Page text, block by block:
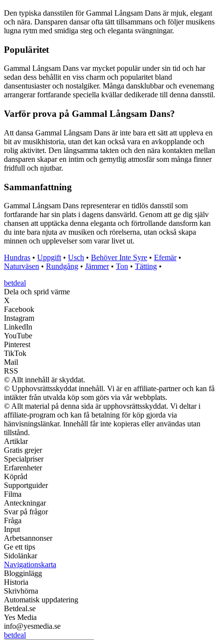
Den typiska dansstilen för Gammal Långsam Dans är mjuk, elegant
och nära. Dansparen dansar ofta tätt tillsammans och följer musikens
lugna rytm med smidiga steg och eleganta svängningar.
Populäritet
Gammal Långsam Dans var mycket populär under sin tid och har
sedan dess behållit en viss charm och popularitet bland
dansentusiaster och nostalgiker. Många dansklubbar och evenemang
arrangerar fortfarande speciella kvällar dedikerade till denna dansstil.
Varför prova på Gammal Långsam Dans?
Att dansa Gammal Långsam Dans är inte bara ett sätt att uppleva en
bit av musikhistoria, utan det kan också vara en avkopplande och
rolig aktivitet. Den långsamma takten och den nära kontakten mellan
dansparen skapar en intim och gemytlig atmosfär som många finner
fridfull och njutbar.
Sammanfattning
Gammal Långsam Dans representerar en tidlös dansstil som
fortfarande har sin plats i dagens dansvärld. Genom att ge dig själv
chansen att upptäcka denna eleganta och förtrollande dansform kan
du inte bara njuta av musiken och rörelserna, utan också skapa
minnen och upplevelser som varar livet ut.
Hundras • Uppgift • Usch • Behöver Inte Syre • Efemär•
Naturväsen • Rundgång • Jämmer• Ton • Tätting •
betdeal
Dela och sprid värme
X
Facebook
Instagram
LinkedIn
YouTube
Pinterest
TikTok
Mail
RSS
© Allt innehåll är skyddat.
© Upphovsrättsskyddat innehåll. Vi är en affiliate-partner och kan få
intäkter från utvalda köp som görs via vår webbplats.
© Allt material på denna sida är upphovsrättsskyddat. Vi deltar i
affiliate-program och kan få betalning för köp gjorda via
hänvisningslänkar. Innehåll får inte kopieras eller användas utan
tillstånd.
Artiklar
Gratis grejer
Specialpriser
Erfarenheter
Köpråd
Supportguider
Filma
Anteckningar
Svar på frågor
Fråga
Input
Arbetsannonser
Ge ett tips
Sidolänkar
Navigationskarta
Blogginlägg
Historia
Skrivhörna
Automatisk uppdatering
Betdeal.se
Yes Media
info@yesmedia.se
betdeal